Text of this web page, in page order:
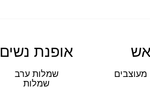
מעוצבים
אופנת נשים
שמלות ערב
שמלות